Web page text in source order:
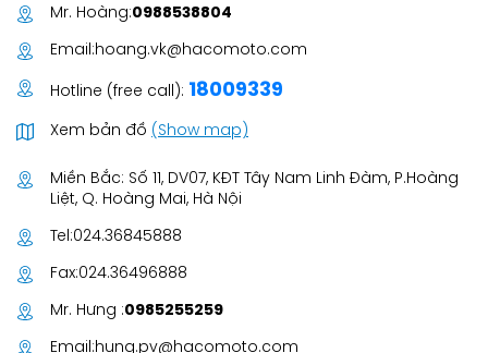
Mr. Hoàng:0988538804
Email:hoang.vk@hacomoto.com
Hotline (free call): 18009339
Xem bản đồ (Show map)
Miền Bắc: Số 11, DV07, KĐT Tây Nam Linh Đàm, P.Hoàng
Liệt, Q. Hoàng Mai, Hà Nội
Tel:024.36845888
Fax:024.36496888
Mr. Hưng :0985255259
Email:hung.pv@hacomoto.com